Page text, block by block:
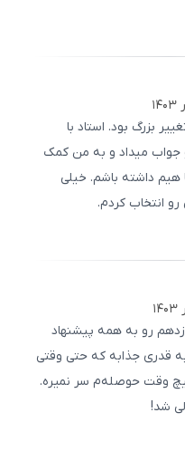
بزرگ بود. استاد با
جواب میداد و به من کمک
هیم داشته باشم. خیلی
انتخاب کردم.
رو به همه پیشنهاد
قدری جذابه که حتی وقتی
وقت حوصله‌م سر نمیره.
شد!